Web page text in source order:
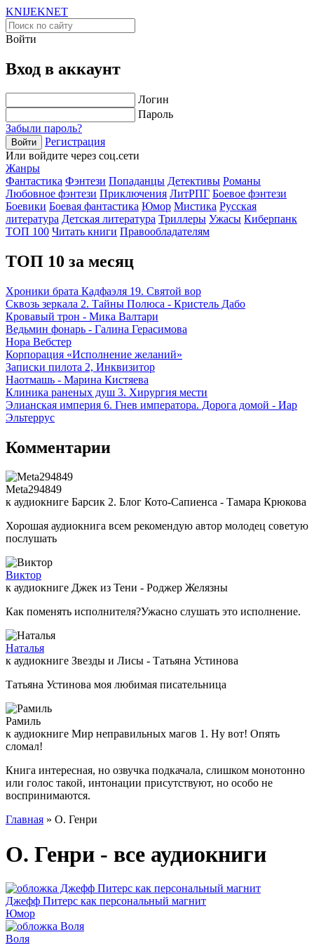
KNIJEKNET
Войти
Вход в аккаунт
Логин
Пароль
Забыли пароль?
Войти
Регистрация
Или войдите через соц.сети
Жанры
Фантастика Фэнтези Попаданцы Детективы Романы
Любовное фэнтези Приключения ЛитРПГ Боевое фэнтези
Боевики Боевая фантастика Юмор Мистика Русская
литература Детская литература Триллеры Ужасы Киберпанк
ТОП 100 Читать книги Правообладателям
ТОП 10 за месяц
Хроники брата Кадфаэля 19. Святой вор
Сквозь зеркала 2. Тайны Полюса - Кристель Дабо
Кровавый трон - Мика Валтари
Ведьмин фонарь - Галина Герасимова
Нора Вебстер
Корпорация «Исполнение желаний»
Записки пилота 2, Инквизитор
Наотмашь - Марина Кистяева
Клиника раненых душ 3. Хирургия мести
Элианская империя 6. Гнев императора. Дорога домой - Иар
Эльтеррус
Комментарии
Meta294849
к аудиокниге Барсик 2. Блог Кото-Сапиенса - Тамара Крюкова
Хорошая аудиокнига всем рекомендую автор молодец советую
послушать
Виктор
к аудиокниге Джек из Тени - Роджер Желязны
Как поменять исполнителя?Ужасно слушать это исполнение.
Наталья
к аудиокниге Звезды и Лисы - Татьяна Устинова
Татьяна Устинова моя любимая писательница
Рамиль
к аудиокниге Мир неправильных магов 1. Ну вот! Опять
сломал!
Книга интересная, но озвучка подкачала, слишком монотонно
или голос такой, интонации присутствуют, но особо не
воспринимаются.
Главная » О. Генри
О. Генри - все аудиокниги
Джефф Питерс как персональный магнит
Юмор
Воля